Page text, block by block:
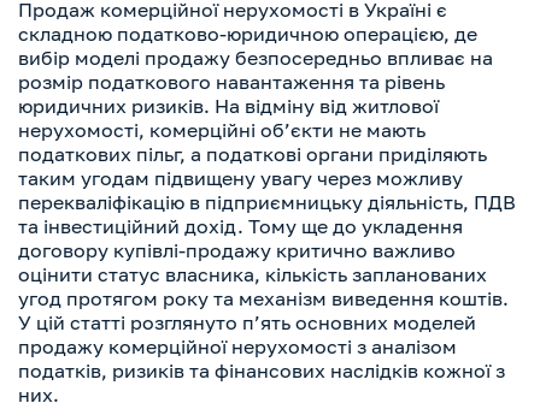
Продаж комерційної нерухомості в Україні є
складною податково-юридичною операцією, де
вибір моделі продажу безпосередньо впливає на
розмір податкового навантаження та рівень
юридичних ризиків. На відміну від житлової
нерухомості, комерційні об’єкти не мають
податкових пільг, а податкові органи приділяють
таким угодам підвищену увагу через можливу
перекваліфікацію в підприємницьку діяльність, ПДВ
та інвестиційний дохід. Тому ще до укладення
договору купівлі-продажу критично важливо
оцінити статус власника, кількість запланованих
угод протягом року та механізм виведення коштів.
У цій статті розглянуто п’ять основних моделей
продажу комерційної нерухомості з аналізом
податків, ризиків та фінансових наслідків кожної з
них.